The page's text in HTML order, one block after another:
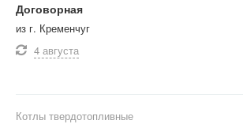
Договорная
из г. Кременчуг
4 августа
Котлы твердотопливные